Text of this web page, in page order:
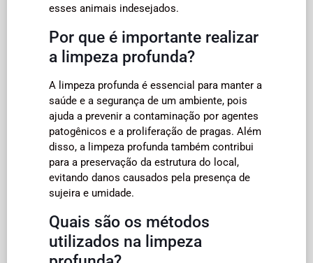
esses animais indesejados.
Por que é importante realizar
a limpeza profunda?
A limpeza profunda é essencial para manter a
saúde e a segurança de um ambiente, pois
ajuda a prevenir a contaminação por agentes
patogênicos e a proliferação de pragas. Além
disso, a limpeza profunda também contribui
para a preservação da estrutura do local,
evitando danos causados pela presença de
sujeira e umidade.
Quais são os métodos
utilizados na limpeza